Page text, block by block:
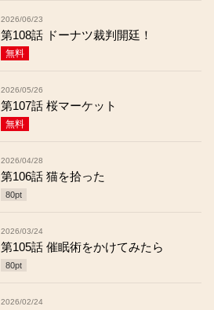
2026/06/23
第108話 ドーナツ裁判開廷！
無料
2026/05/26
第107話 桜マーケット
無料
2026/04/28
第106話 猫を拾った
80pt
2026/03/24
第105話 催眠術をかけてみたら
80pt
2026/02/24